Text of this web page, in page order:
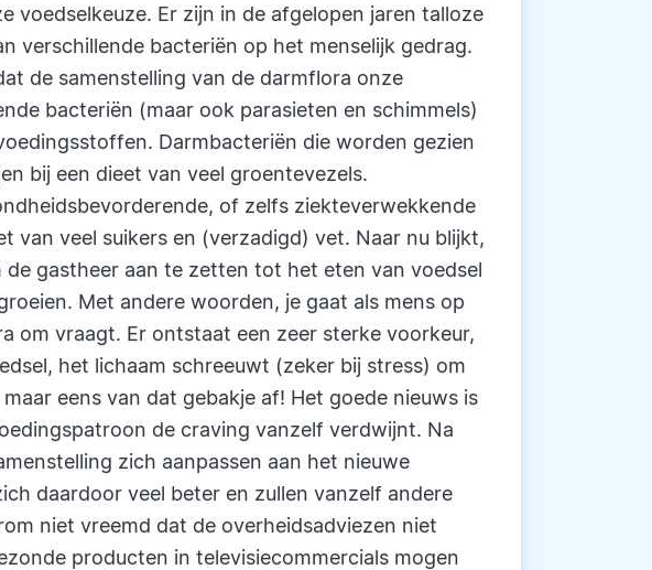
voedselkeuze. Er zijn in de afgelopen jaren talloze
verschillende bacteriën op het menselijk gedrag.
de samenstelling van de darmflora onze
bacteriën (maar ook parasieten en schimmels)
Darmbacteriën die worden gezien
bij een dieet van veel groentevezels.
of zelfs ziekteverwekkende
van veel suikers en (verzadigd) vet. Naar nu blijkt,
gastheer aan te zetten tot het eten van voedsel
Met andere woorden, je gaat als mens op
om vraagt. Er ontstaat een zeer sterke voorkeur,
het lichaam schreeuwt (zeker bij stress) om
eens van dat gebakje af! Het goede nieuws is
de craving vanzelf verdwijnt. Na
zich aanpassen aan het nieuwe
daardoor veel beter en zullen vanzelf andere
niet vreemd dat de overheidsadviezen niet
producten in televisiecommercials mogen